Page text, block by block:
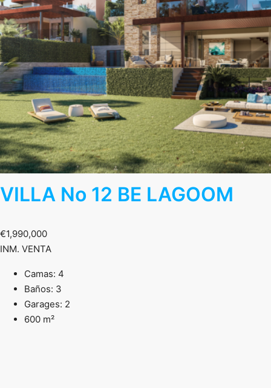
VILLA No 12 BE LAGOOM
€1,990,000
INM. VENTA
Camas: 4
Baños: 3
Garages: 2
600 m²